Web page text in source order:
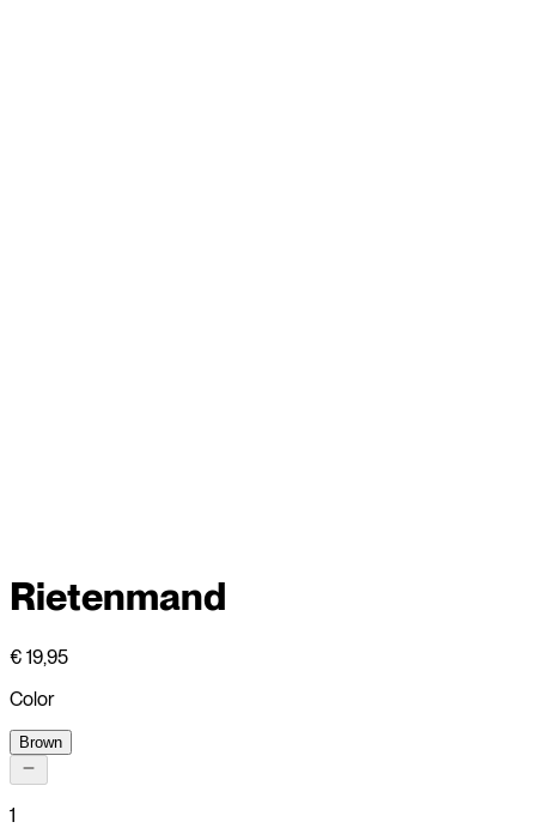
Rietenmand
€ 19,95
Color
Brown
1